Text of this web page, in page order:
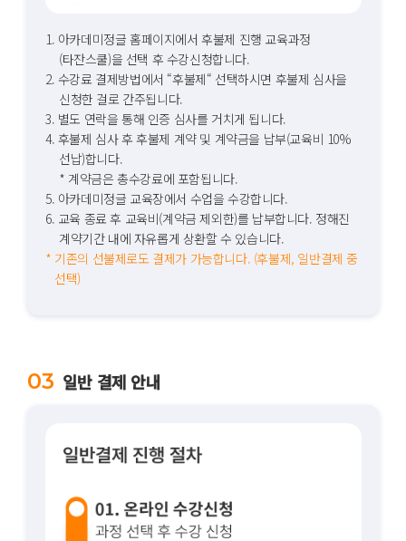
1. 아카데미정글 홈페이지에서 후불제 진행 교육과정
(타잔스쿨)을 선택 후 수강신청합니다.
2. 수강료 결제방법에서 “후불제“ 선택하시면 후불제 심사을
신청한 걸로 간주됩니다.
3. 별도 연락을 통해 인증 심사를 거치게 됩니다.
4. 후불제 심사 후 후불제 계약 및 계약금을 납부(교육비 10%
선납)합니다.
* 계약금은 총수강료에 포함됩니다.
5. 아카데미정글 교육장에서 수업을 수강합니다.
6. 교육 종료 후 교육비(계약금 제외한)를 납부합니다. 정해진
계약기간 내에 자유롭게 상환할 수 있습니다.
* 기존의 선불제로도 결제가 가능합니다. (후불제, 일반결제 중
선택)
03 일반 결제 안내